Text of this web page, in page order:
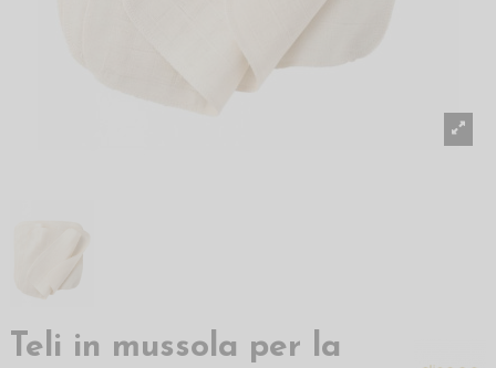
Teli in mussola per la